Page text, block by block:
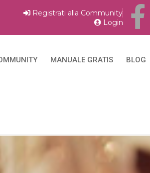
Registrati alla Community
Login
MANUALE GRATIS BLOG